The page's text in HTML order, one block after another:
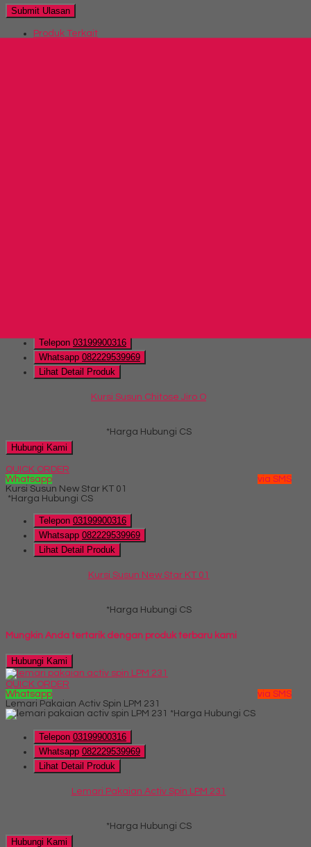
Produk Terkait
Telepon 03199900316
Whatsapp 082229539969
Lihat Detail Produk
Kursi Susun Chitose Jiro O
*Harga Hubungi CS
Hubungi Kami
QUICK ORDER
Whatsapp
via SMS
Kursi Susun New Star KT 01
*Harga Hubungi CS
Telepon 03199900316
Whatsapp 082229539969
Lihat Detail Produk
Kursi Susun New Star KT 01
*Harga Hubungi CS
Mungkin Anda tertarik dengan produk terbaru kami
Hubungi Kami
QUICK ORDER
Whatsapp
via SMS
Lemari Pakaian Activ Spin LPM 231
*Harga Hubungi CS
Telepon 03199900316
Whatsapp 082229539969
Lihat Detail Produk
Lemari Pakaian Activ Spin LPM 231
*Harga Hubungi CS
Hubungi Kami